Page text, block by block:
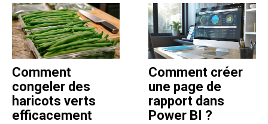
Comment
congeler des
haricots verts
efficacement
Comment créer
une page de
rapport dans
Power BI ?